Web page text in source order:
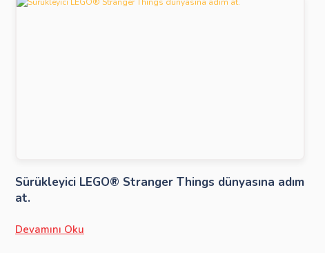
Sürükleyici LEGO® Stranger Things dünyasına adım
at.
Devamını Oku